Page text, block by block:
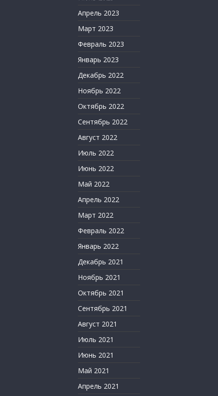
Апрель 2023
Март 2023
Февраль 2023
Январь 2023
Декабрь 2022
Ноябрь 2022
Октябрь 2022
Сентябрь 2022
Август 2022
Июль 2022
Июнь 2022
Май 2022
Апрель 2022
Март 2022
Февраль 2022
Январь 2022
Декабрь 2021
Ноябрь 2021
Октябрь 2021
Сентябрь 2021
Август 2021
Июль 2021
Июнь 2021
Май 2021
Апрель 2021